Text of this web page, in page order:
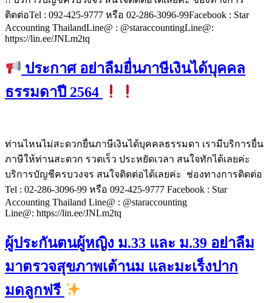
ติดต่อTel : 092-425-9777 หรือ 02-286-3096-99Facebook : Star
Accounting ThailandLine@ : @staraccountingLine@:
https://lin.ee/JNLm2tq
ประกาศ อย่าลืมยื่นภาษีเงินได้บุคคล
ธรรมดาปี 2564
ท่านไหนไม่สะดวกยื่นภาษีเงินได้บุคคลธรรมดา เรามีบริการยื่น
ภาษีให้ท่านสะดวก รวดเร็ว ประหยัดเวลา สนใจทักได้เลยค่ะ
บริการบัญชีครบวงจร สนใจติดต่อได้เลยค่ะ ช่องทางการติดต่อ
Tel : 02-286-3096-99 หรือ 092-425-9777 Facebook : Star
Accounting Thailand Line@ : @staraccounting
Line@: https://lin.ee/JNLm2tq
ผู้ประกันตนผู้หญิง ม.33 และ ม.39 อย่าลืม
มาตรวจสุขภาพเต้านม และมะเร็งปาก
มดลูกฟรี